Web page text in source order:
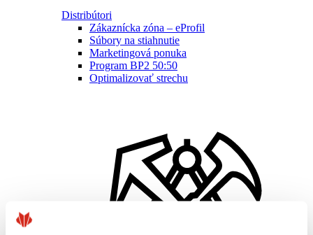
Distribútori
Zákaznícka zóna – eProfil
Súbory na stiahnutie
Marketingová ponuka
Program BP2 50:50
Optimalizovať strechu